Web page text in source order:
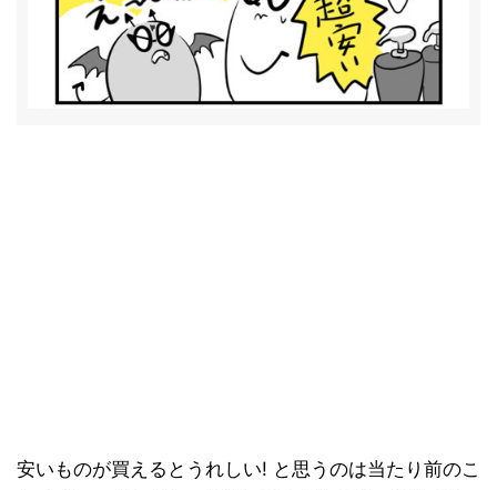
安いものが買えるとうれしい! と思うのは当たり前のこ